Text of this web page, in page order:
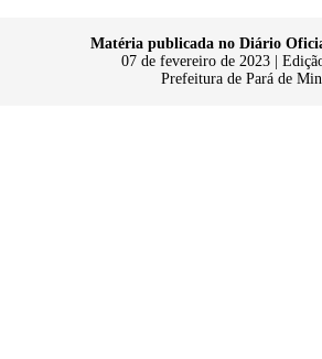
Matéria publicada no Diário
07 de fevereiro de 2023 |
Prefeitura de Pará de